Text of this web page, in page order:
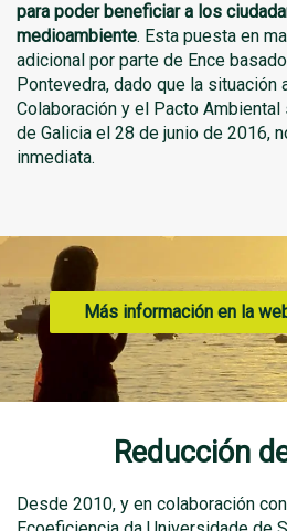
para poder beneficiar a los
medioambiente. Esta puesta en
adicional por parte de Ence
Pontevedra, dado que la situación
Colaboración y el Pacto
de Galicia el 28 de junio de 2016,
inmediata.
Más información en la
Reducción
Desde 2010, y en colaboración